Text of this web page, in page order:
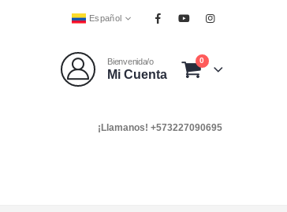
Español
Bienvenida/o
Mi Cuenta
0
¡Llamanos! +573227090695